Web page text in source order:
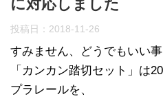
に対応しました
投稿日： 2018-11-26
すみません、どうでもいい事
「カンカン踏切セット」は
プラレールを、